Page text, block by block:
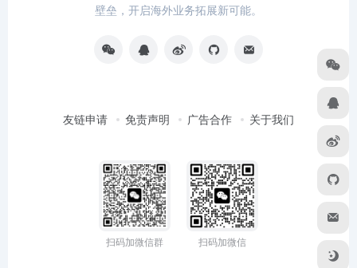
壁垒，开启海外业务拓展新可能。
友链申请 免责声明 广告合作 关于我们
扫码加微信群 扫码加微信